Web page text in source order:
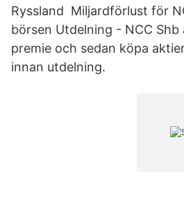
Ryssland Miljardförlust för
börsen Utdelning - NCC Shb
premie och sedan köpa
innan utdelning.